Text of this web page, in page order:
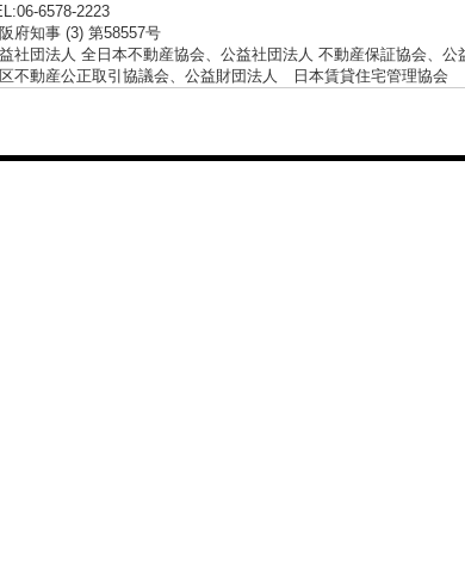
6578-2223
府知事 (3) 第58557号
社団法人 全日本不動産協会、公益社団法人 不動産保証協会、
不動産公正取引協議会、公益財団法人 日本賃貸住宅管理協会